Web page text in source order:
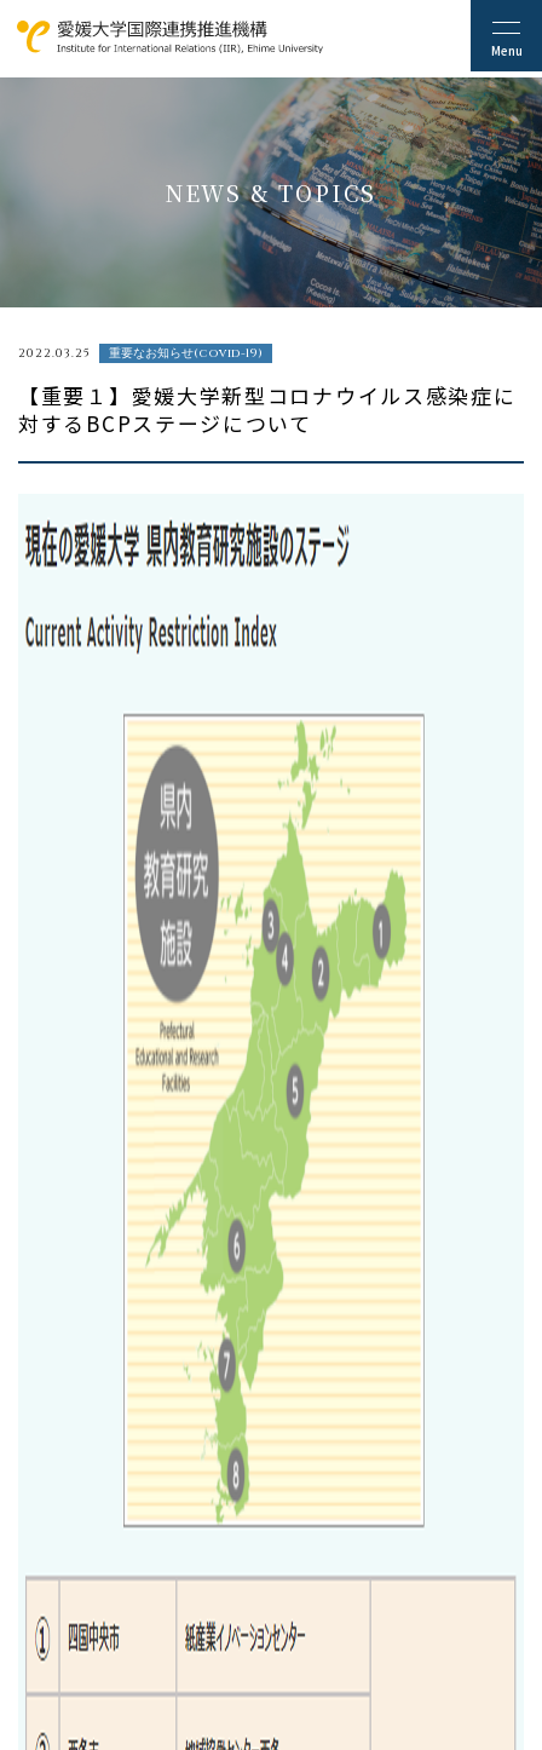
NEWS & TOPICS
2022.03.25 重要なお知らせ(covid-19)
【重要１】愛媛大学新型コロナウイルス感染症に
対するBCPステージについて